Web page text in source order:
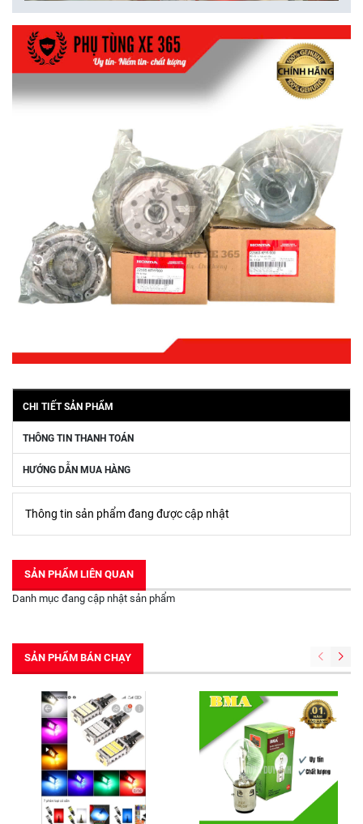
CHI TIẾT SẢN PHẨM
THÔNG TIN THANH TOÁN
HƯỚNG DẪN MUA HÀNG
Thông tin sản phẩm đang được cập nhật
SẢN PHẨM LIÊN QUAN
Danh mục đang cập nhật sản phẩm
SẢN PHẨM BÁN CHẠY